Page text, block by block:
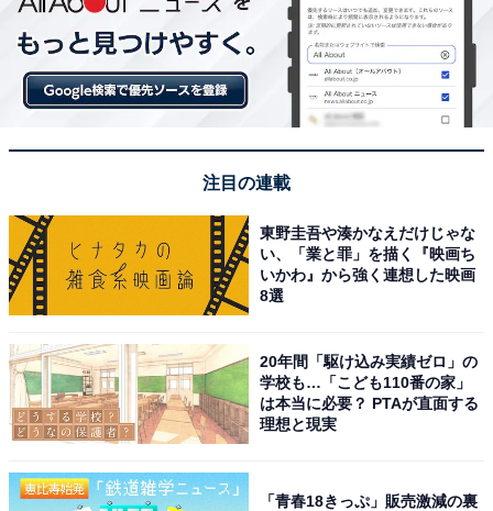
注目の連載
東野圭吾や湊かなえだけじゃな
い、「業と罪」を描く『映画ち
いかわ』から強く連想した映画
8選
20年間「駆け込み実績ゼロ」の
学校も…「こども110番の家」
は本当に必要？ PTAが直面する
理想と現実
「青春18きっぷ」販売激減の裏